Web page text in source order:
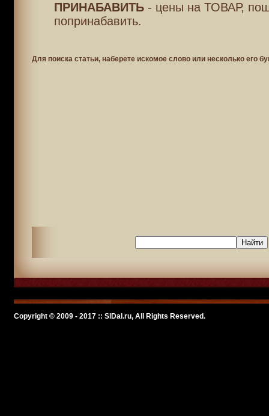
ПРИНАБАВИТЬ- цены на ТОВАР,
попринабавить.
Для поиска статьи, наберете искомое слово или несколько его
Copyright © 2009 - 2017 :: SlDal.ru, All Rights Reserved.